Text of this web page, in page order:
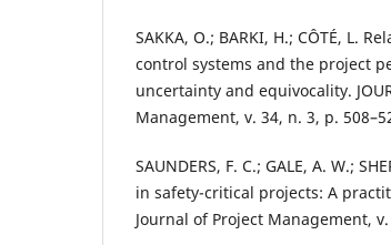
SAKKA, O.; BARKI, H.; CÔTÉ, L.
control systems and the project
uncertainty and equivocality.
Management, v. 34, n. 3, p.
SAUNDERS, F. C.; GALE, A. W.;
in safety-critical projects: A
Journal of Project Management,